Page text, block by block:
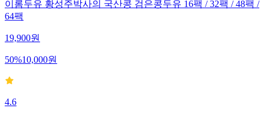
이롬두유 황성주박사의 국산콩 검은콩두유 16팩 / 32팩 / 48팩 /
64팩
19,900원
50%10,000원
4.6